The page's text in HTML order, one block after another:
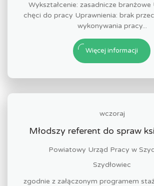
Wykształcenie: zasadnicze branżowe
chęci do pracy Uprawnienia: brak
wykonywania pracy...
Więcej informacji
wczoraj
Młodszy referent do spraw
Powiatowy Urząd Pracy w
Szydłowiec
zgodnie z załączonym programem